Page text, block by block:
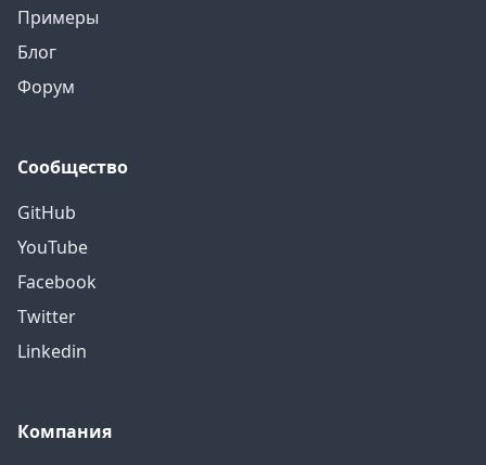
Примеры
Блог
Форум
Сообщество
GitHub
YouTube
Facebook
Twitter
Linkedin
Компания